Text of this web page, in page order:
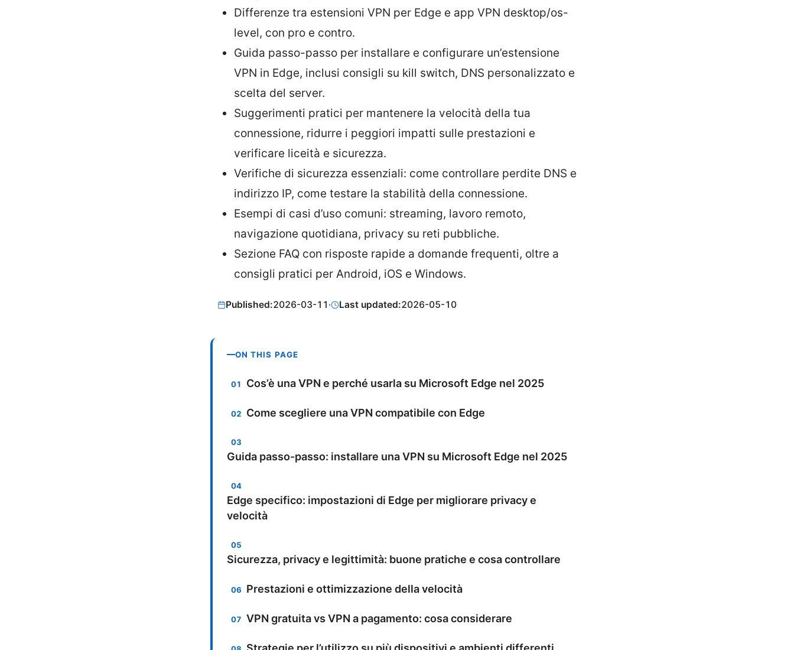
Differenze tra estensioni VPN per Edge e app VPN desktop/os-
level, con pro e contro.
Guida passo-passo per installare e configurare un’estensione
VPN in Edge, inclusi consigli su kill switch, DNS personalizzato e
scelta del server.
Suggerimenti pratici per mantenere la velocità della tua
connessione, ridurre i peggiori impatti sulle prestazioni e
verificare liceità e sicurezza.
Verifiche di sicurezza essenziali: come controllare perdite DNS e
indirizzo IP, come testare la stabilità della connessione.
Esempi di casi d’uso comuni: streaming, lavoro remoto,
navigazione quotidiana, privacy su reti pubbliche.
Sezione FAQ con risposte rapide a domande frequenti, oltre a
consigli pratici per Android, iOS e Windows.
Published:2026-03-11 · Last updated:2026-05-10
ON THIS PAGE
Cos’è una VPN e perché usarla su Microsoft Edge nel 2025
Come scegliere una VPN compatibile con Edge
Guida passo-passo: installare una VPN su Microsoft Edge nel 2025
Edge specifico: impostazioni di Edge per migliorare privacy e
velocità
Sicurezza, privacy e legittimità: buone pratiche e cosa controllare
Prestazioni e ottimizzazione della velocità
VPN gratuita vs VPN a pagamento: cosa considerare